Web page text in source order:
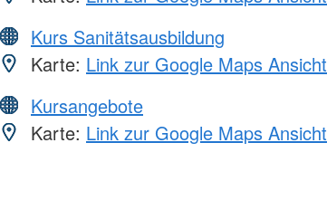
Kurs Sanitätsausbildung
Karte: Link zur Google Maps Ansicht
Kursangebote
Karte: Link zur Google Maps Ansicht